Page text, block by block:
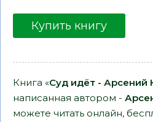
Купить книгу
Книга «Суд идёт - Арсений
написанная автором -
можете читать онлайн,